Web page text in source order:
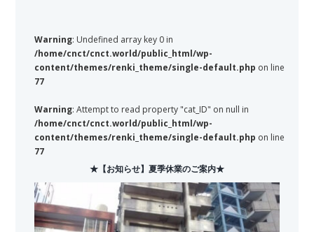
Warning: Undefined array key 0 in
/home/cnct/cnct.world/public_html/wp-
content/themes/renki_theme/single-default.php on line
77
Warning: Attempt to read property "cat_ID" on null in
/home/cnct/cnct.world/public_html/wp-
content/themes/renki_theme/single-default.php on line
77
★【お知らせ】夏季休業のご案内★